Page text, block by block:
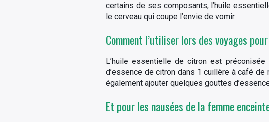
certains de ses composants, l’huile
le cerveau qui coupe l’envie de vomir.
Comment l’utiliser lors des voyages
L’huile essentielle de citron est
d’essence de citron dans 1 cuillère à café
également ajouter quelques gouttes
Et pour les nausées de la femme